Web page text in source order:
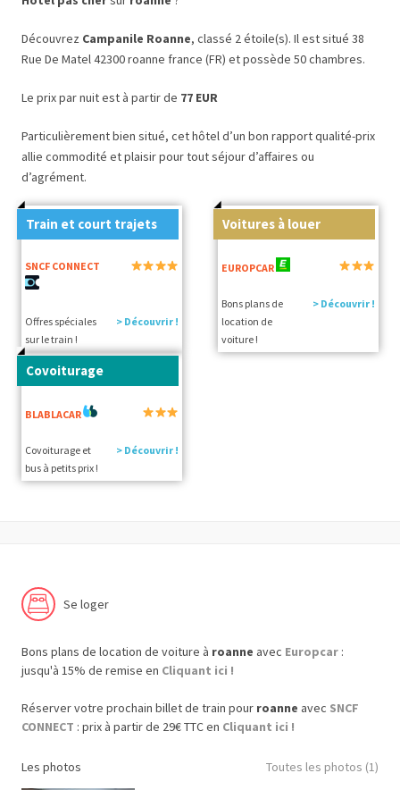
Découvrez Campanile Roanne, classé 2 étoile(s). Il est situé 38
Rue De Matel 42300 roanne france (FR) et possède 50 chambres.
Le prix par nuit est à partir de 77 EUR
Particulièrement bien situé, cet hôtel d’un bon rapport qualité-prix
allie commodité et plaisir pour tout séjour d’affaires ou
d’agrément.
Train et court trajets
SNCF CONNECT
Offres spéciales
sur le train !
> Découvrir !
Voitures à louer
EUROPCAR
Bons plans de
location de
voiture !
> Découvrir !
Covoiturage
BLABLACAR
Covoiturage et
bus à petits prix !
> Découvrir !
Se loger
Bons plans de location de voiture à roanne avec Europcar :
jusqu'à 15% de remise en Cliquant ici !
Réserver votre prochain billet de train pour roanne avec SNCF
CONNECT : prix à partir de 29€ TTC en Cliquant ici !
Les photos Toutes les photos (1)